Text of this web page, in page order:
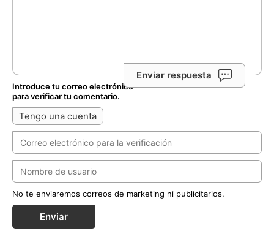
Enviar respuesta
Introduce tu correo electrónico
para verificar tu comentario.
Tengo una cuenta
No te enviaremos correos de marketing ni publicitarios.
Enviar